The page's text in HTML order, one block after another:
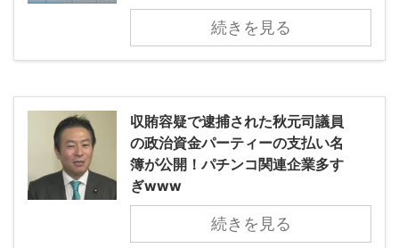
続きを見る
収賄容疑で逮捕された秋元司議員
の政治資金パーティーの支払い名
簿が公開！パチンコ関連企業多す
ぎwww
続きを見る